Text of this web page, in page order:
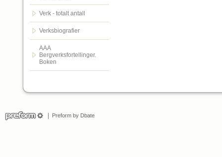
Verk - totalt antall
Verksbiografier
AAA
Bergverksfortellinger.
Boken
Preform by Dbate